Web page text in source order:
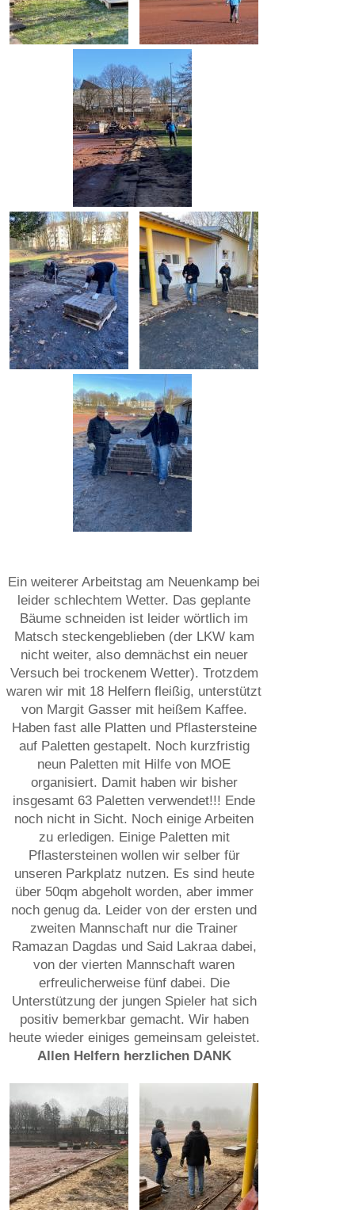
Ein weiterer Arbeitstag am Neuenkamp bei
leider schlechtem Wetter. Das geplante
Bäume schneiden ist leider wörtlich im
Matsch steckengeblieben (der LKW kam
nicht weiter, also demnächst ein neuer
Versuch bei trockenem Wetter). Trotzdem
waren wir mit 18 Helfern fleißig, unterstützt
von Margit Gasser mit heißem Kaffee.
Haben fast alle Platten und Pflastersteine
auf Paletten gestapelt. Noch kurzfristig
neun Paletten mit Hilfe von MOE
organisiert. Damit haben wir bisher
insgesamt 63 Paletten verwendet!!! Ende
noch nicht in Sicht. Noch einige Arbeiten
zu erledigen. Einige Paletten mit
Pflastersteinen wollen wir selber für
unseren Parkplatz nutzen. Es sind heute
über 50qm abgeholt worden, aber immer
noch genug da. Leider von der ersten und
zweiten Mannschaft nur die Trainer
Ramazan Dagdas und Said Lakraa dabei,
von der vierten Mannschaft waren
erfreulicherweise fünf dabei. Die
Unterstützung der jungen Spieler hat sich
positiv bemerkbar gemacht. Wir haben
heute wieder einiges gemeinsam geleistet.
Allen Helfern herzlichen DANK